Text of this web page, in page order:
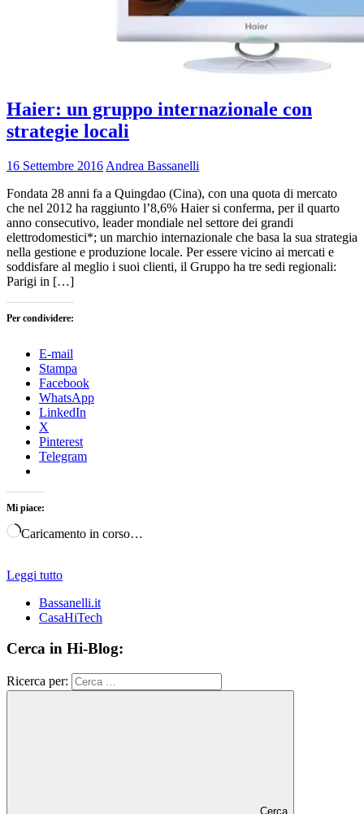
Haier: un gruppo internazionale con
strategie locali
16 Settembre 2016 Andrea Bassanelli
Fondata 28 anni fa a Quingdao (Cina), con una quota di mercato
che nel 2012 ha raggiunto l’8,6% Haier si conferma, per il quarto
anno consecutivo, leader mondiale nel settore dei grandi
elettrodomestici*; un marchio internazionale che basa la sua strategia
nella gestione e produzione locale. Per essere vicino ai mercati e
soddisfare al meglio i suoi clienti, il Gruppo ha tre sedi regionali:
Parigi in […]
Per condividere:
E-mail
Stampa
Facebook
WhatsApp
LinkedIn
X
Pinterest
Telegram
Mi piace:
Caricamento in corso…
Leggi tutto
Bassanelli.it
CasaHiTech
Cerca in Hi-Blog:
Ricerca per:
Cerca